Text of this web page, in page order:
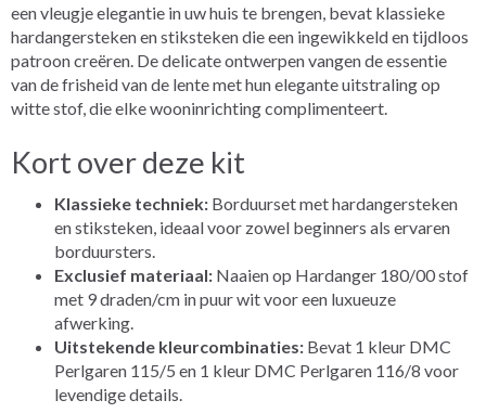
een vleugje elegantie in uw huis te brengen, bevat klassieke
hardangersteken en stiksteken die een ingewikkeld en tijdloos
patroon creëren. De delicate ontwerpen vangen de essentie
van de frisheid van de lente met hun elegante uitstraling op
witte stof, die elke wooninrichting complimenteert.
Kort over deze kit
Klassieke techniek: Borduurset met hardangersteken
en stiksteken, ideaal voor zowel beginners als ervaren
borduursters.
Exclusief materiaal: Naaien op Hardanger 180/00 stof
met 9 draden/cm in puur wit voor een luxueuze
afwerking.
Uitstekende kleurcombinaties: Bevat 1 kleur DMC
Perlgaren 115/5 en 1 kleur DMC Perlgaren 116/8 voor
levendige details.